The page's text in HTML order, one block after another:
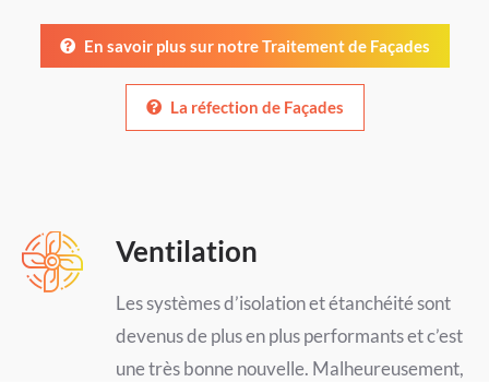
En savoir plus sur notre Traitement de Façades
La réfection de Façades
Ventilation
Les systèmes d’isolation et étanchéité sont
devenus de plus en plus performants et c’est
une très bonne nouvelle. Malheureusement,